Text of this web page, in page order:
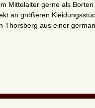
Mittelalter gerne als Borten
an größeren
Thorsberg aus einer